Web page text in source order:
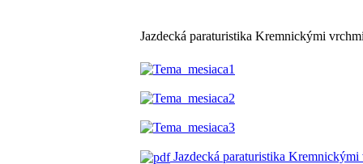
Jazdecká paraturistika Kremnickými
Jazdecká paraturistika